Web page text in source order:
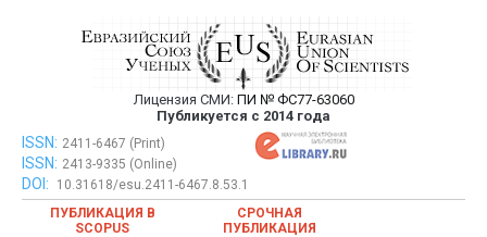
Евразийский Союз Ученых —
публикация научных статей в
ежемесячном научном журнале
Лицензия СМИ: ПИ № ФС77-63060
Публикуется с 2014 года
Евразийский Союз Ученых — публикация научных статей в
ежемесячном научном журнале
ISSN: 2411-6467 (Print)
ISSN: 2413-9335 (Online)
DOI:
10.31618/esu.2411-6467.8.53.1
ПУБЛИКАЦИЯ В
SCOPUS
СРОЧНАЯ
ПУБЛИКАЦИЯ